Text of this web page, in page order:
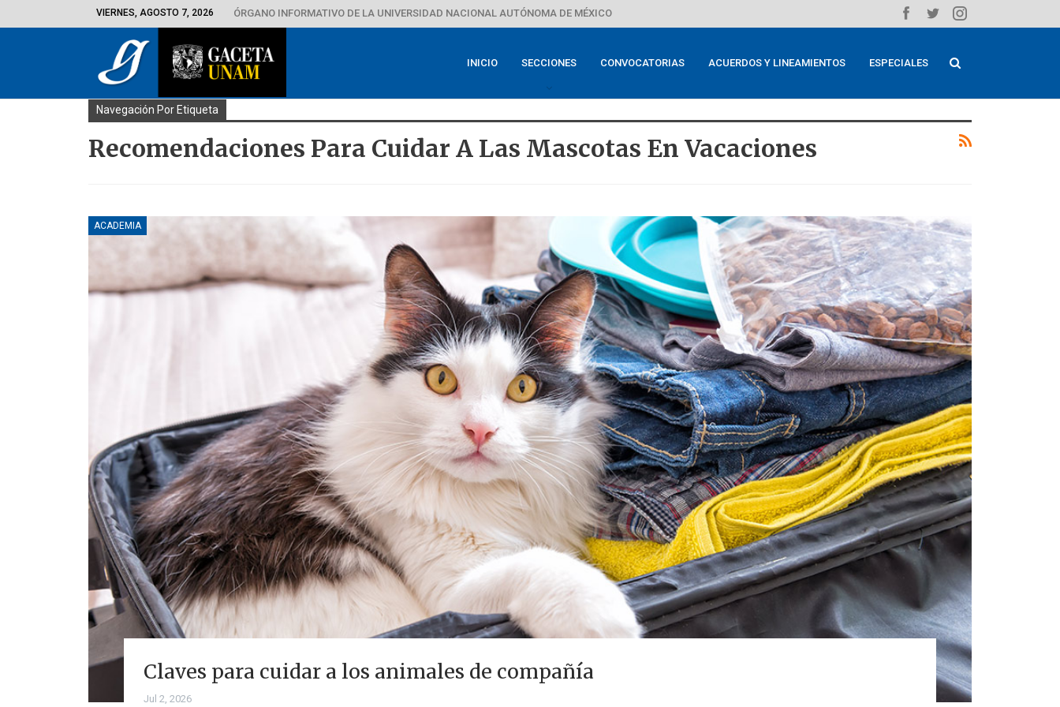
VIERNES, AGOSTO 7, 2026 ÓRGANO INFORMATIVO DE LA UNIVERSIDAD NACIONAL AUTÓNOMA DE MÉXICO
INICIO SECCIONES CONVOCATORIAS ACUERDOS Y LINEAMIENTOS ESPECIALES
Navegación Por Etiqueta
Recomendaciones Para Cuidar A Las Mascotas En Vacaciones
ACADEMIA
Claves para cuidar a los animales de compañía
Jul 2, 2026